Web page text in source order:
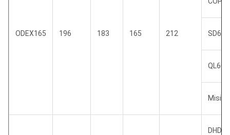
ODEX165 196 183 165 212 SD6
QL60
Misi